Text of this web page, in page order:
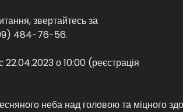
звертайтесь за
484-76-56.
о 10:00 (реєстрація
неба над головою та міцного